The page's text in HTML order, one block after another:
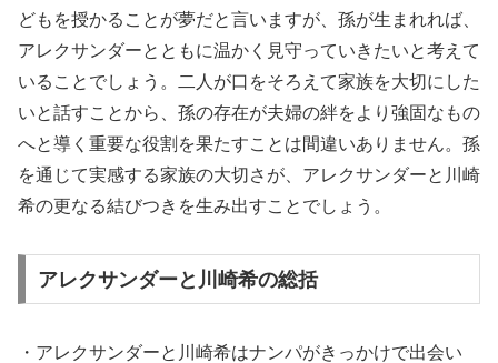
どもを授かることが夢だと言いますが、孫が生まれれば、
アレクサンダーとともに温かく見守っていきたいと考えて
いることでしょう。二人が口をそろえて家族を大切にした
いと話すことから、孫の存在が夫婦の絆をより強固なもの
へと導く重要な役割を果たすことは間違いありません。孫
を通じて実感する家族の大切さが、アレクサンダーと川崎
希の更なる結びつきを生み出すことでしょう。
アレクサンダーと川崎希の総括
・アレクサンダーと川崎希はナンパがきっかけで出会い